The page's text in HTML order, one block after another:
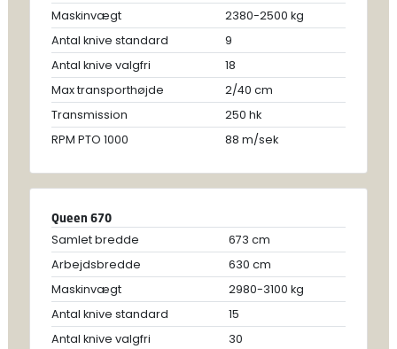
Maskinvægt
2380-2500 kg
Antal knive standard
9
Antal knive valgfri
18
Max transporthøjde
2/40 cm
Transmission
250 hk
RPM PTO 1000
88 m/sek
Queen 670
Samlet bredde
673 cm
Arbejdsbredde
630 cm
Maskinvægt
2980-3100 kg
Antal knive standard
15
Antal knive valgfri
30